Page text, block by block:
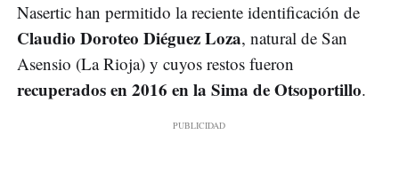
Nasertic han permitido la reciente identificación de
Claudio Doroteo Diéguez Loza, natural de San
Asensio (La Rioja) y cuyos restos fueron
recuperados en 2016 en la Sima de Otsoportillo.